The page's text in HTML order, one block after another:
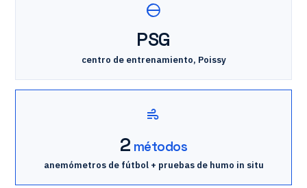
PSG
centro de entrenamiento, Poissy
2 métodos
anemómetros de fútbol + pruebas de humo in situ